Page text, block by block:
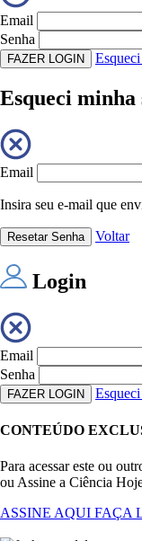
Email
Senha
FAZER LOGIN
Esqueci minha
Email
Insira seu e-mail que
Resetar Senha Voltar
Login
Email
Senha
FAZER LOGIN
CONTEÚDO
Para acessar este ou
ou Assine a Ciência
ASSINE AQUI FAÇA